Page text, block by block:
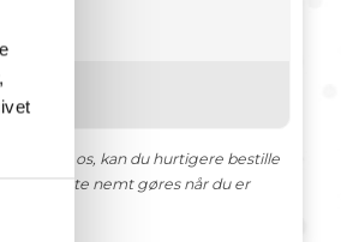
hos os, kan du hurtigere bestille
kan dette nemt gøres når du er